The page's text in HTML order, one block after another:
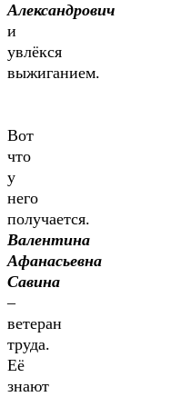
Александрович
и
увлёкся
выжиганием.
Вот
что
у
него
получается.
Валентина
Афанасьевна
Савина
–
ветеран
труда.
Её
знают